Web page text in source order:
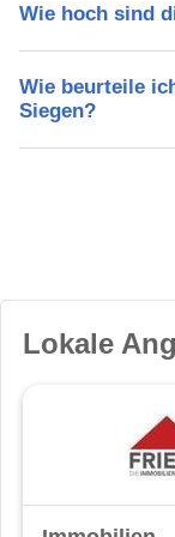
Wie hoch sind
Wie beurteile
Siegen?
Lokale